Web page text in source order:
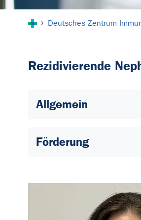
Deutsches Zentrum
Rezidivierende
Allgemein
Förderung